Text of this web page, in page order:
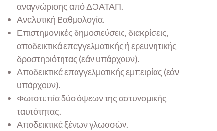
αναγνώρισης από ΔΟΑΤΑΠ.
Αναλυτική Βαθμολογία.
Επιστημονικές δημοσιεύσεις, διακρίσεις,
αποδεικτικά επαγγελματικής ή ερευνητικής
δραστηριότητας (εάν υπάρχουν).
Αποδεικτικά επαγγελματικής εμπειρίας (εάν
υπάρχουν).
Φωτοτυπία δύο όψεων της αστυνομικής
ταυτότητας.
Αποδεικτικά ξένων γλωσσών.